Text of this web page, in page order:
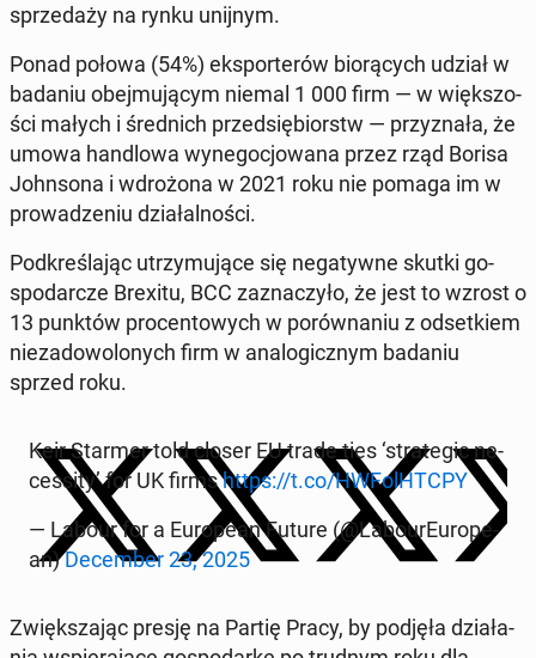
sprze­da­ży na rynku unijnym.
Ponad połowa (54%) eks­por­te­rów bio­rą­cych udział w
badaniu obej­mu­ją­cym niemal 1 000 firm — w więk­szo­
ści małych i śred­nich przed­się­biorstw — przy­zna­ła, że
umowa han­dlo­wa wy­ne­go­cjo­wa­na przez rząd Borisa
John­so­na i wdro­żo­na w 2021 roku nie pomaga im w
pro­wa­dze­niu dzia­łal­no­ści.
Pod­kre­śla­jąc utrzy­mu­ją­ce się ne­ga­tyw­ne skutki go­
spo­dar­cze Brexitu, BCC za­zna­czy­ło, że jest to wzrost o
13 punktów pro­cen­to­wych w po­rów­na­niu z od­set­kiem
nie­za­do­wo­lo­nych firm w ana­lo­gicz­nym badaniu
sprzed roku.
Keir Starmer told closer EU trade ties ‘stra­te­gic ne­
ces­si­ty’ for UK firmshttps://t.co/HWFolHTC­PY
— Labour for a Eu­ro­pe­an Future (@La­bo­urEu­ro­pe­
an)De­cem­ber 23, 2025
Zwięk­sza­jąc presję na Partię Pracy, by podjęła dzia­ła­